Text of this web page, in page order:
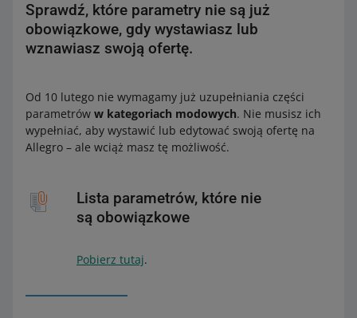
Sprawdź, które parametry nie są już
obowiązkowe, gdy wystawiasz lub
wznawiasz swoją ofertę.
Od 10 lutego nie wymagamy już uzupełniania części
parametrów w kategoriach modowych. Nie musisz ich
wypełniać, aby wystawić lub edytować swoją ofertę na
Allegro – ale wciąż masz tę możliwość.
Lista parametrów, które nie
są obowiązkowe
Pobierz tutaj.